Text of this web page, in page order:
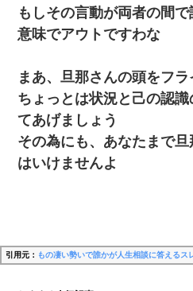
もしその言動が両者の間
意味でアウトですわな
まあ、旦那さんの頭をフラ
ちょっとは状況と己の認
てあげましょう
その為にも、あなたまで
はいけませんよ
引用元： もの凄い勢いで誰かが人生相談に答えるス